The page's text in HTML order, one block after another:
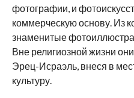
фотографии, и
коммерческую основу. Из
знаменитые
Вне религиозной жизни
Эрец-Исраэль, внеся в
культуру.